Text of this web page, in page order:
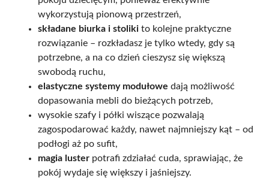
wykorzystują pionową przestrzeń,
składane biurka i stoliki to kolejne praktyczne
rozwiązanie – rozkładasz je tylko wtedy, gdy są
potrzebne, a na co dzień cieszysz się większą
swobodą ruchu,
elastyczne systemy modułowe dają możliwość
dopasowania mebli do bieżących potrzeb,
wysokie szafy i półki wiszące pozwalają
zagospodarować każdy, nawet najmniejszy kąt – od
podłogi aż po sufit,
magia luster potrafi zdziałać cuda, sprawiając, że
pokój wydaje się większy i jaśniejszy.